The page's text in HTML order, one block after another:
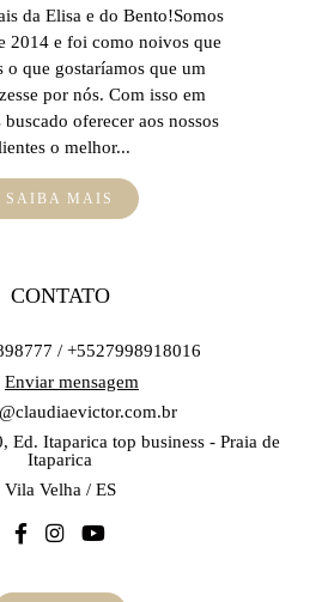
da Elisa e do Bento!Somos
2014 e foi como noivos que
o que gostaríamos que um
por nós. Com isso em
buscado oferecer aos nossos
o melhor...
SAIBA MAIS
CONTATO
/ +5527998918016
Enviar mensagem
Ed. Itaparica top business - Praia de
Itaparica
Vila Velha / ES